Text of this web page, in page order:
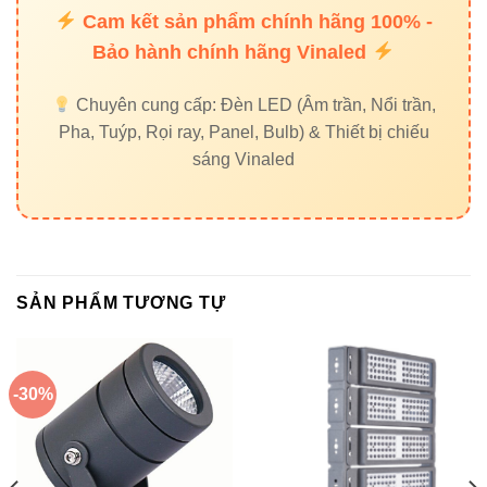
Đảm bảo nguồn điện 220VAC ổn định.
Đèn led pha Vinaled
Đèn nhà xưởng Vinaled
7. Liên kết ngoài uy tín
Thiết bị điện VIKI—Đèn led Skyled
8. Kết luận ✔
Cam kết sản phẩm chính hãng 100% -
Bảo hành chính hãng Vinaled
Chuyên cung cấp: Đèn LED (Âm trần, Nổi trần,
Pha, Tuýp, Rọi ray, Panel, Bulb) & Thiết bị chiếu
sáng Vinaled
SẢN PHẨM TƯƠNG TỰ
-30%